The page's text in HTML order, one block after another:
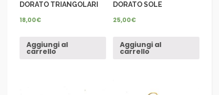
DORATO TRIANGOLARI
18,00€
Aggiungi al
carrello
DORATO SOLE
25,00€
Aggiungi al
carrello